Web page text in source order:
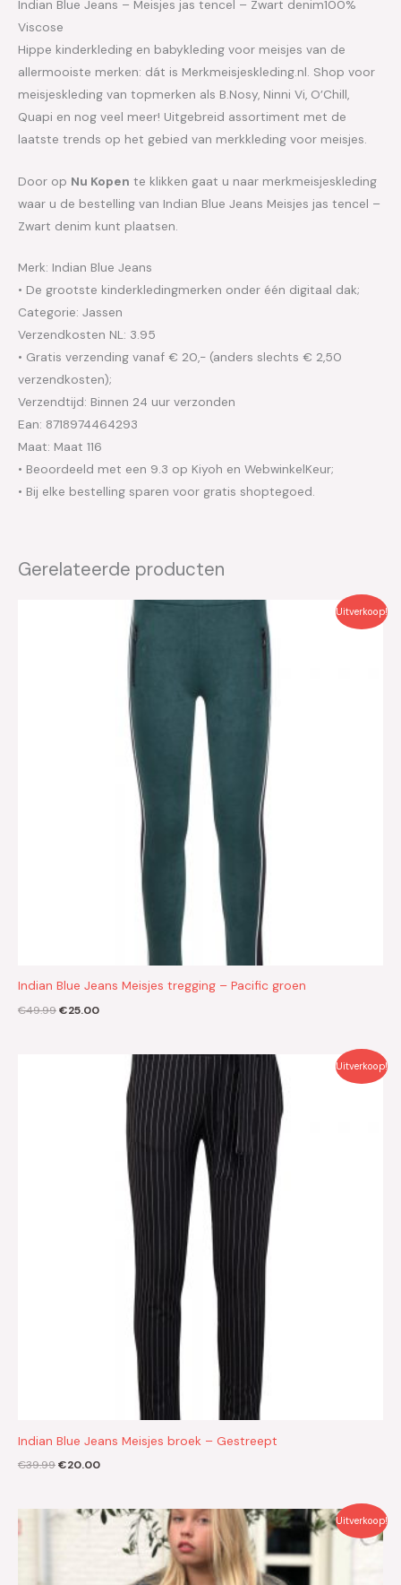
Indian Blue Jeans – Meisjes jas tencel – Zwart denim100%
Viscose
Hippe kinderkleding en babykleding voor meisjes van de
allermooiste merken: dát is Merkmeisjeskleding.nl. Shop voor
meisjeskleding van topmerken als B.Nosy, Ninni Vi, O’Chill,
Quapi en nog veel meer! Uitgebreid assortiment met de
laatste trends op het gebied van merkkleding voor meisjes.
Door op Nu Kopen te klikken gaat u naar merkmeisjeskleding
waar u de bestelling van Indian Blue Jeans Meisjes jas tencel –
Zwart denim kunt plaatsen.
Merk: Indian Blue Jeans
• De grootste kinderkledingmerken onder één digitaal dak;
Categorie: Jassen
Verzendkosten NL: 3.95
• Gratis verzending vanaf € 20,- (anders slechts € 2,50
verzendkosten);
Verzendtijd: Binnen 24 uur verzonden
Ean: 8718974464293
Maat: Maat 116
• Beoordeeld met een 9.3 op Kiyoh en WebwinkelKeur;
• Bij elke bestelling sparen voor gratis shoptegoed.
Gerelateerde producten
Uitverkoop!
Indian Blue Jeans Meisjes tregging – Pacific groen
€49.99
Oorspronkelijke
€25.00
Huidige
€25.00.
Uitverkoop!
Indian Blue Jeans Meisjes broek – Gestreept
€39.99
Oorspronkelijke
€20.00
Huidige
€20.00.
Uitverkoop!
Oorspronkelijke
Huidige
prijs
€30.00.